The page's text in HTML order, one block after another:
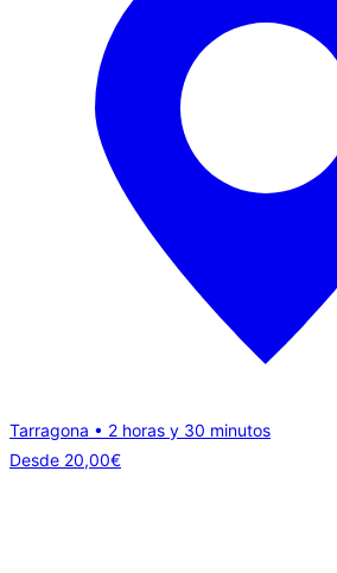
Tarragona • 2 horas y 30 minutos
Desde 20,00€